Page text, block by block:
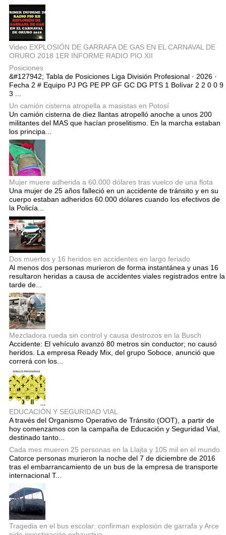
Video EXPLOSIÓN DE GARRAFA DE GAS EN EL CARNAVAL DE
ORURO 2018 1ER INFORME RADIO PIO XII
Posiciones
&#127942; Tabla de Posiciones Liga División Profesional · 2026 ·
Fecha 2 # Equipo PJ PG PE PP GF GC DG PTS 1 Bolívar 2 2 0 0 9
3 ...
Un camión cisterna atropella a masistas en Potosí
Un camión cisterna de diez llantas atropelló anoche a unos 200
militantes del MAS que hacían proselitismo. En la marcha estaban
los principa...
Mujer muere adherida a 60.000 dólares tras vuelco de una flota
Una mujer de 25 años falleció en un accidente de tránsito y en su
cuerpo estaban adheridos 60.000 dólares cuando los efectivos de
la Policía...
Dos muertos y 16 heridos en accidentes en largo feriado
Al menos dos personas murieron de forma instantánea y unas 16
resultaron heridas a causa de accidentes viales registrados entre la
tarde de...
Mezcladora rueda sin control y causa destrozos en la Busch
Accidente: El vehículo avanzó 80 metros sin conductor; no causó
heridos. La empresa Ready Mix, del grupo Soboce, anunció que
correrá con los...
EDUCACIÓN Y SEGURIDAD VIAL
A través del Organismo Operativo de Tránsito (OOT), a partir de
hoy comenzamos con la campaña de Educación y Seguridad Vial,
destinado tanto...
Cada mes mueren 25 personas en la Llajta y 105 mil en el mundo
Catorce personas murieron la noche del 7 de diciembre de 2016
tras el embarrancamiento de un bus de la empresa de transporte
internacional T...
Tragedia en el bus escolar: confirman explosión de garrafa y Arce